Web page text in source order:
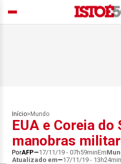
Início> Mundo
EUA e Coreia do
manobras
PorAFP 17/11/19 - 07h59minEm
Atualizado em
17/11/19 - 13h24min